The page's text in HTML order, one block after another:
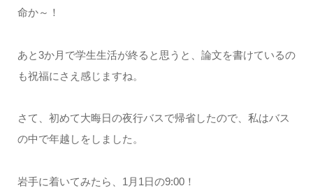
命か～！
あと3か月で学生生活が終ると思うと、論文を書けているの
も祝福にさえ感じますね。
さて、初めて大晦日の夜行バスで帰省したので、私はバス
の中で年越しをしました。
岩手に着いてみたら、1月1日の9:00！